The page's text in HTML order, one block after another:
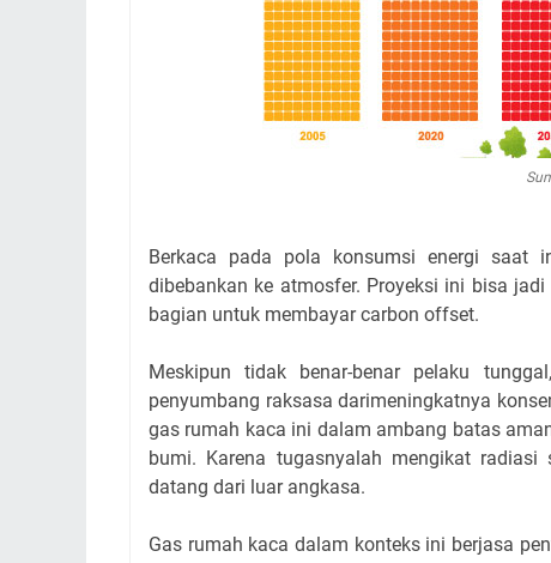
Berkaca pada pola konsumsi energi saat
dibebankan ke atmosfer. Proyeksi ini bisa
bagian untuk membayar carbon offset.
Meskipun tidak benar-benar pelaku
penyumbang raksasa darimeningkatnya
gas rumah kaca ini dalam ambang batas
bumi. Karena tugasnyalah mengikat
datang dari luar angkasa.
Gas rumah kaca dalam konteks ini berjasa